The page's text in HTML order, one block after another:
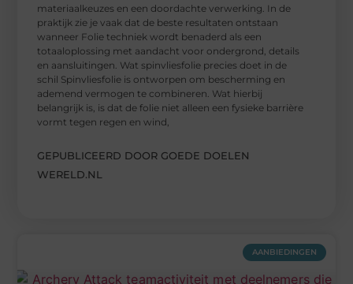
materiaalkeuzes en een doordachte verwerking. In de
praktijk zie je vaak dat de beste resultaten ontstaan
wanneer Folie techniek wordt benaderd als een
totaaloplossing met aandacht voor ondergrond, details
en aansluitingen. Wat spinvliesfolie precies doet in de
schil Spinvliesfolie is ontworpen om bescherming en
ademend vermogen te combineren. Wat hierbij
belangrijk is, is dat de folie niet alleen een fysieke barrière
vormt tegen regen en wind,
GEPUBLICEERD DOOR GOEDE DOELEN
WERELD.NL
AANBIEDINGEN